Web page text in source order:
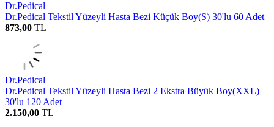
Dr.Pedical
Dr.Pedical Tekstil Yüzeyli Hasta Bezi Küçük Boy(S) 30'lu 60 Adet
873,00 TL
Dr.Pedical
Dr.Pedical Tekstil Yüzeyli Hasta Bezi 2 Ekstra Büyük Boy(XXL)
30'lu 120 Adet
2.150,00 TL